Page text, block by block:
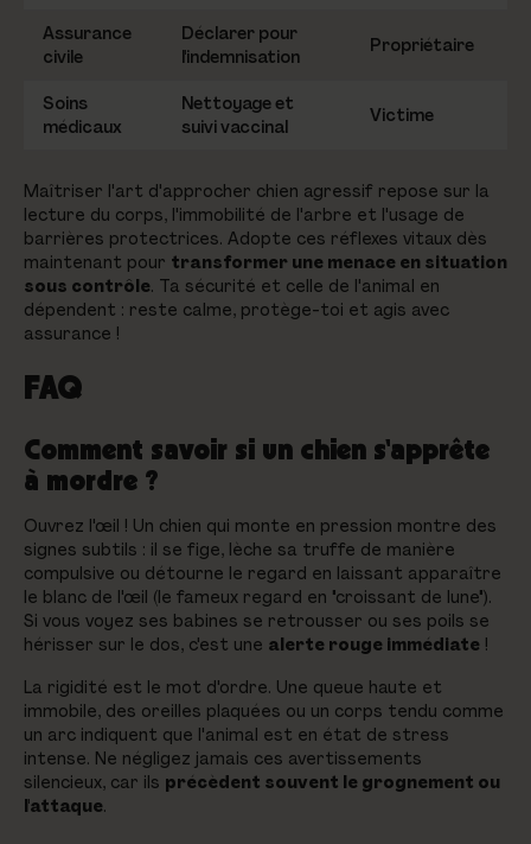
Assurance
civile
Déclarer pour
l'indemnisation
Propriétaire
Soins
médicaux
Nettoyage et
suivi vaccinal
Victime
Maîtriser l'art d'approcher chien agressif repose sur la
lecture du corps, l'immobilité de l'arbre et l'usage de
barrières protectrices. Adopte ces réflexes vitaux dès
maintenant pour transformer une menace en situation
sous contrôle. Ta sécurité et celle de l'animal en
dépendent : reste calme, protège-toi et agis avec
assurance !
FAQ
Comment savoir si un chien s'apprête
à mordre ?
Ouvrez l'œil ! Un chien qui monte en pression montre des
signes subtils : il se fige, lèche sa truffe de manière
compulsive ou détourne le regard en laissant apparaître
le blanc de l'œil (le fameux regard en "croissant de lune").
Si vous voyez ses babines se retrousser ou ses poils se
hérisser sur le dos, c'est une alerte rouge immédiate !
La rigidité est le mot d'ordre. Une queue haute et
immobile, des oreilles plaquées ou un corps tendu comme
un arc indiquent que l'animal est en état de stress
intense. Ne négligez jamais ces avertissements
silencieux, car ils précèdent souvent le grognement ou
l'attaque.